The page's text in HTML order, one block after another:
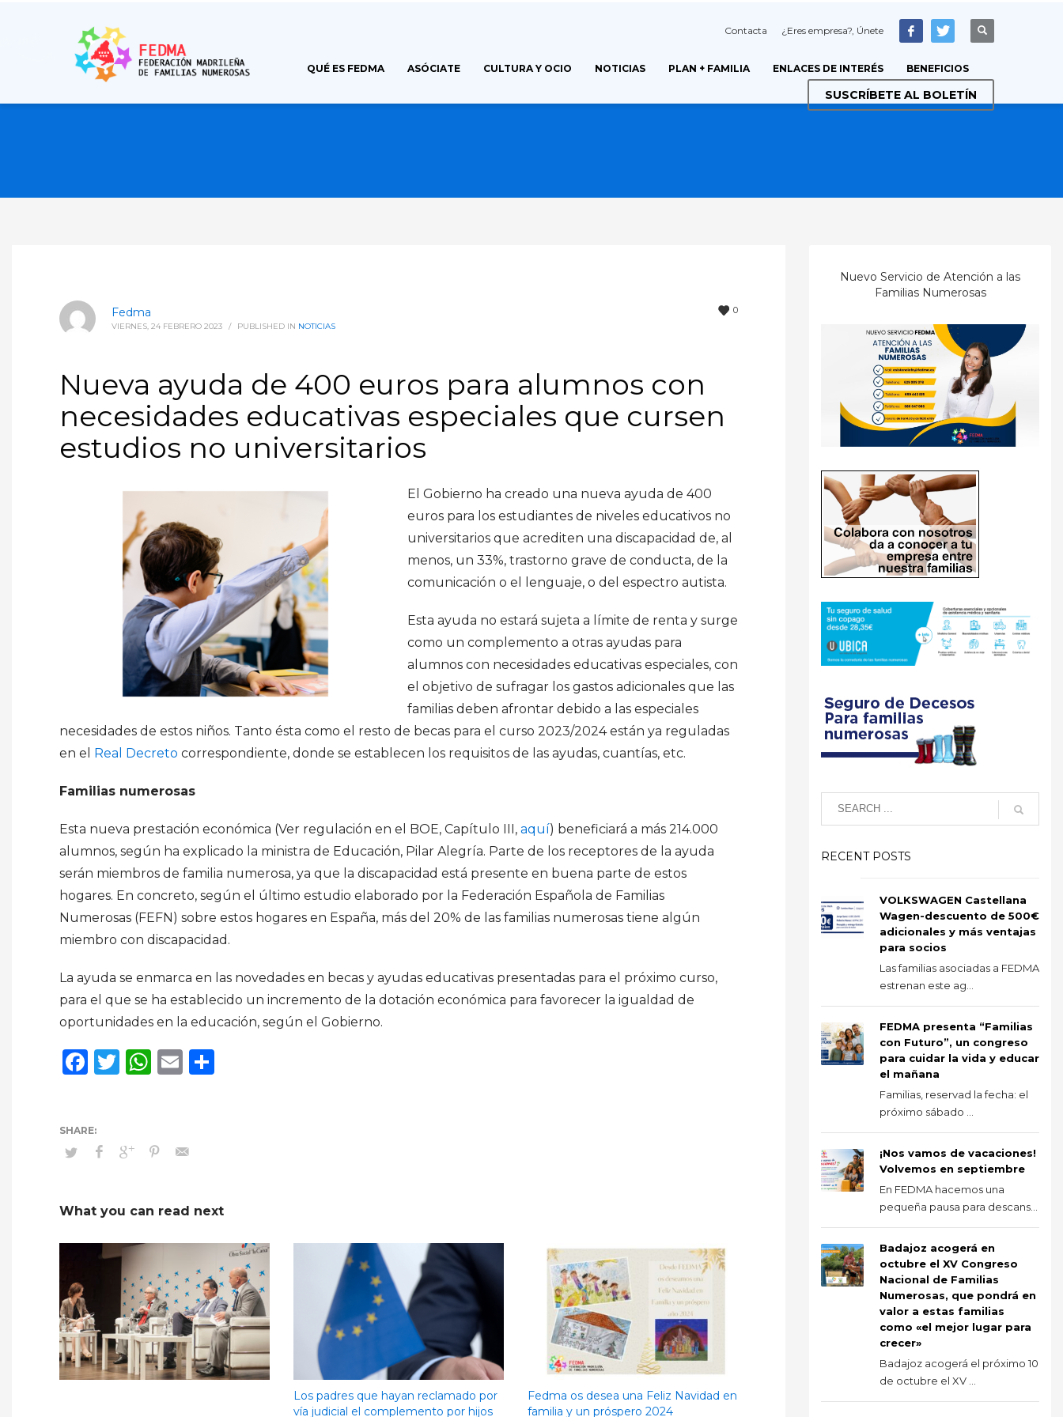
Contacta ¿Eres empresa?, Únete
QUÉ ES FEDMA ASÓCIATE CULTURA Y OCIO NOTICIAS PLAN + FAMILIA ENLACES DE INTERÉS BENEFICIOS
SUSCRÍBETE AL BOLETÍN
0
Fedma
VIERNES, 24 FEBRERO 2023 / PUBLISHED IN NOTICIAS
Nueva ayuda de 400 euros para alumnos con
necesidades educativas especiales que cursen
estudios no universitarios
El Gobierno ha creado una nueva ayuda de 400
euros para los estudiantes de niveles educativos no
universitarios que acrediten una discapacidad de, al
menos, un 33%, trastorno grave de conducta, de la
comunicación o el lenguaje, o del espectro autista.
Esta ayuda no estará sujeta a límite de renta y surge
como un complemento a otras ayudas para
alumnos con necesidades educativas especiales, con
el objetivo de sufragar los gastos adicionales que las
familias deben afrontar debido a las especiales
necesidades de estos niños. Tanto ésta como el resto de becas para el curso 2023/2024 están ya reguladas
en el Real Decreto correspondiente, donde se establecen los requisitos de las ayudas, cuantías, etc.
Familias numerosas
Esta nueva prestación económica (Ver regulación en el BOE, Capítulo III, aquí) beneficiará a más 214.000
alumnos, según ha explicado la ministra de Educación, Pilar Alegría. Parte de los receptores de la ayuda
serán miembros de familia numerosa, ya que la discapacidad está presente en buena parte de estos
hogares. En concreto, según el último estudio elaborado por la Federación Española de Familias
Numerosas (FEFN) sobre estos hogares en España, más del 20% de las familias numerosas tiene algún
miembro con discapacidad.
La ayuda se enmarca en las novedades en becas y ayudas educativas presentadas para el próximo curso,
para el que se ha establecido un incremento de la dotación económica para favorecer la igualdad de
oportunidades en la educación, según el Gobierno.
Facebook
Twitter
WhatsApp
Email
What you can read next
Los padres que hayan reclamado por
vía judicial el complemento por hijos
Fedma os desea una Feliz Navidad en
familia y un próspero 2024
Nuevo Servicio de Atención a las
Familias Numerosas
RECENT POSTS
VOLKSWAGEN Castellana
Wagen-descuento de 500€
adicionales y más ventajas
para socios
Las familias asociadas a FEDMA
estrenan este ag...
FEDMA presenta “Familias
con Futuro”, un congreso
para cuidar la vida y educar
el mañana
Familias, reservad la fecha: el
próximo sábado ...
¡Nos vamos de vacaciones!
Volvemos en septiembre
En FEDMA hacemos una
pequeña pausa para descans...
Badajoz acogerá en
octubre el XV Congreso
Nacional de Familias
Numerosas, que pondrá en
valor a estas familias
como «el mejor lugar para
crecer»
Badajoz acogerá el próximo 10
de octubre el XV ...